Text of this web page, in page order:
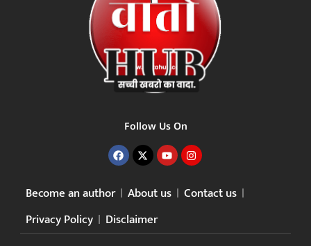
Follow Us On
Become an author About us
Contact us
Privacy Policy
Disclaimer